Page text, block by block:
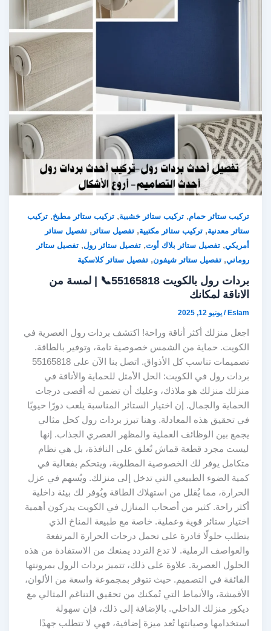
تركيب ستائر حمام,تركيب ستائر خشبية,تركيب ستائر مطبخ,تركيب
ستائر معدنية,تركيب ستائر مكتبية,تفصيل ستائر,تفصيل ستائر
أمريكي,تفصيل ستائر بلاك أوت,تفصيل ستائر رول,تفصيل ستائر
روماني,تفصيل ستائر شيفون,تفصيل ستائر كلاسكية
بردات رول بالكويت 55165818📞 | لمسة من
الاناقة لمكانك
Eslam
/يونيو 12, 2025
اجعل منزلك أكثر أناقة وراحة! اكتشف بردات رول العصرية في
الكويت. حماية من الشمس خصوصية تامة، وتوفير بالطاقة.
تصميمات تناسب كل الأذواق. اتصل بنا الآن على 55165818
بردات رول في الكويت: الحل الأمثل للحماية والأناقة في
منزلك منزلك هو ملاذك، وعليك أن تضمن له أقصى درجات
الحماية والجمال. إن اختيار الستائر المناسبة يلعب دورًا حيويًا
في تحقيق هذه المعادلة. وهنا تبرز بردات رول كحل مثالي
يجمع بين الوظائف العملية والمظهر العصري الجذاب. إنها
ليست مجرد قطعة قماش تُعلق على النافذة، بل هي نظام
متكامل يوفر لك الخصوصية المطلوبة، ويتحكم بفعالية في
كمية الضوء الطبيعي التي تدخل إلى منزلك. ويُسهم في عزل
الحرارة، مما يُقلل من استهلاك الطاقة ويُوفر لك بيئة داخلية
أكثر راحة. كثير من أصحاب المنازل في الكويت يدركون أهمية
اختيار ستائر قوية وعملية. خاصة مع طبيعة المناخ الذي
يتطلب حلولًا قادرة على تحمل درجات الحرارة المرتفعة
والعواصف الرملية. لا تدع التردد يمنعك من الاستفادة من هذه
الحلول العصرية. علاوة على ذلك، تتميز بردات الرول بمرونتها
الفائقة في التصميم. حيث تتوفر بمجموعة واسعة من الألوان،
الأقمشة، والأنماط التي تُمكنك من تحقيق التناغم المثالي مع
ديكور منزلك الداخلي. بالإضافة إلى ذلك، فإن سهولة
استخدامها وصيانتها تُعد ميزة إضافية، فهي لا تتطلب جهدًا